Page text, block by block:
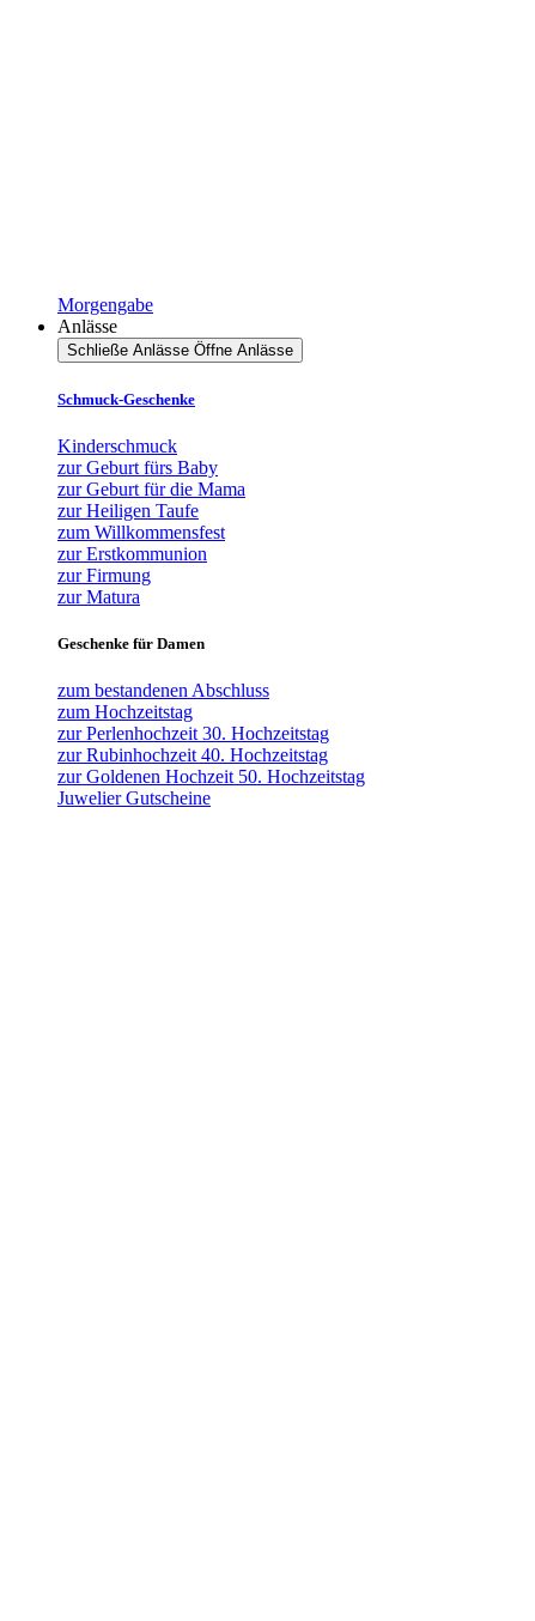
Morgengabe
Anlässe
Schließe Anlässe Öffne Anlässe
Schmuck-Geschenke
Kinderschmuck
zur Geburt fürs Baby
zur Geburt für die Mama
zur Heiligen Taufe
zum Willkommensfest
zur Erstkommunion
zur Firmung
zur Matura
Geschenke für Damen
zum bestandenen Abschluss
zum Hochzeitstag
zur Perlenhochzeit 30. Hochzeitstag
zur Rubinhochzeit 40. Hochzeitstag
zur Goldenen Hochzeit 50. Hochzeitstag
Juwelier Gutscheine